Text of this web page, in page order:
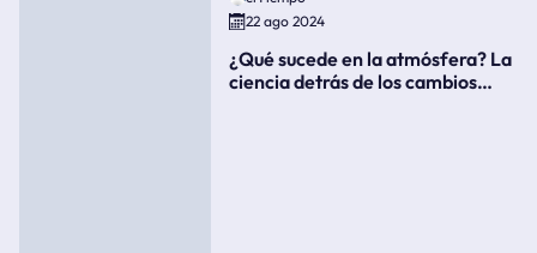
22 ago 2024
¿Qué sucede en la atmósfera? La
ciencia detrás de los cambios